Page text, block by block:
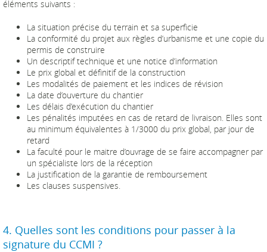
éléments suivants :
La situation précise du terrain et sa superficie
La conformité du projet aux règles d’urbanisme et une copie du
permis de construire
Un descriptif technique et une notice d’information
Le prix global et définitif de la construction
Les modalités de paiement et les indices de révision
La date d’ouverture du chantier
Les délais d’exécution du chantier
Les pénalités imputées en cas de retard de livraison. Elles sont
au minimum équivalentes à 1/3000 du prix global, par jour de
retard
La faculté pour le maitre d’ouvrage de se faire accompagner par
un spécialiste lors de la réception
La justification de la garantie de remboursement
Les clauses suspensives.
4. Quelles sont les conditions pour passer à la
signature du CCMI ?